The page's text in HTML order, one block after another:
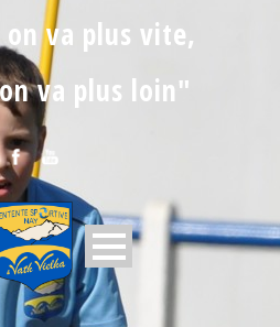
va plus vite,
va plus loin"